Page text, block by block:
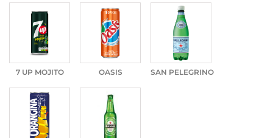
7 UP MOJITO OASIS SAN PELEGRINO